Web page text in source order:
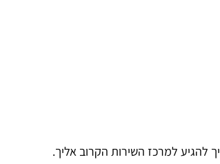
להגיע למרכז השירות הקרוב אליך.